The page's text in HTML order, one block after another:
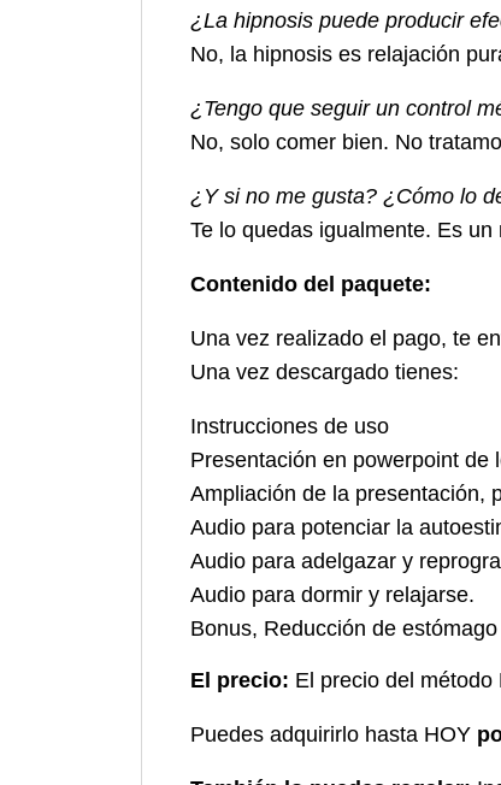
¿La hipnosis puede producir
No, la hipnosis es relajación
¿Tengo que seguir un control
No, solo comer bien. No
¿Y si no me gusta? ¿Cómo lo
Te lo quedas igualmente. Es
Contenido del paquete:
Una vez realizado el pago, te
Una vez descargado tienes:
Instrucciones de uso
Presentación en powerpoint de
Ampliación de la presentación,
Audio para potenciar la
Audio para adelgazar y
Audio para dormir y relajarse.
Bonus, Reducción de
El precio: El precio del
Puedes adquirirlo hasta HOY